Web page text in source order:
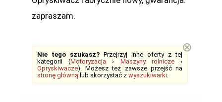
zapraszam.
Nie tego szukasz? Przejrzyj inne oferty z tej
kategorii (Motoryzacja › Maszyny rolnicze›
Opryskiwacze). Możesz też zawsze przejść na
stronę główną lub skorzystać z wyszukiwarki.
⊗